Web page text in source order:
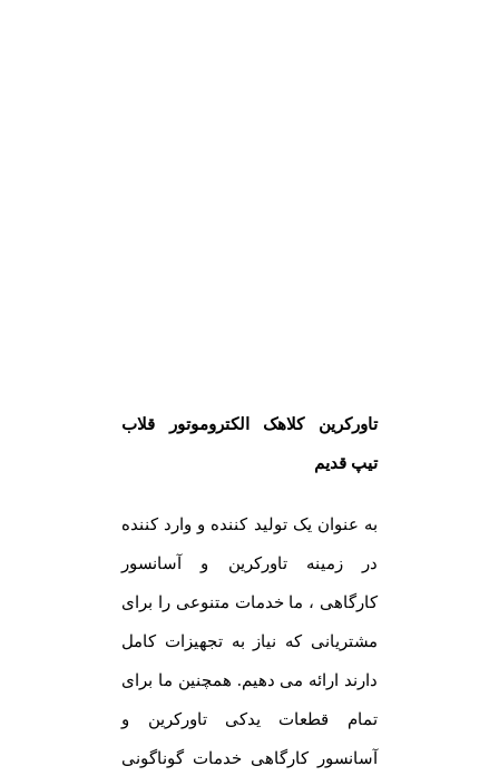
تاورکرین کلاهک الکتروموتور قلاب
تیپ قدیم
به عنوان یک تولید کننده و وارد کننده
در زمینه تاورکرین و آسانسور
کارگاهی ، ما خدمات متنوعی را برای
مشتریانی که نیاز به تجهیزات کامل
دارند ارائه می دهیم. همچنین ما برای
تمام قطعات یدکی تاورکرین و
آسانسور کارگاهی خدمات گوناگونی